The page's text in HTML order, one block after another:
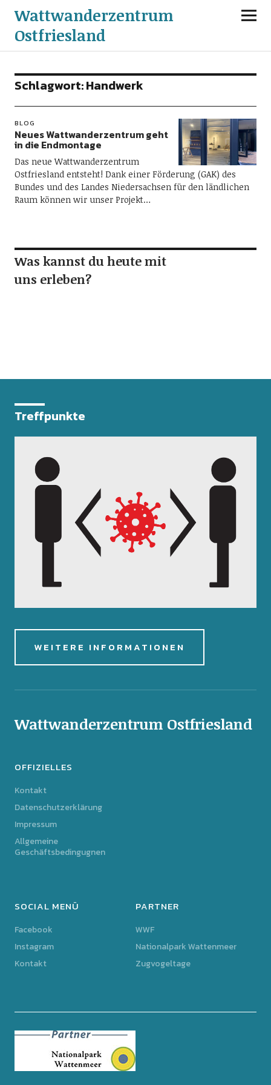
Wattwanderzentrum
Ostfriesland
Schlagwort:Handwerk
BLOG
Neues Wattwanderzentrum geht
in die Endmontage
Das neue Wattwanderzentrum
Ostfriesland entsteht! Dank einer Förderung (GAK) des
Bundes und des Landes Niedersachsen für den ländlichen
Raum können wir unser Projekt…
Was kannst du heute mit
uns erleben?
Treffpunkte
WEITERE INFORMATIONEN
Wattwanderzentrum Ostfriesland
OFFIZIELLES
Kontakt
Datenschutzerklärung
Impressum
Allgemeine
Geschäftsbedingugnen
SOCIAL MENÜ
Facebook
Instagram
Kontakt
PARTNER
WWF
Nationalpark Wattenmeer
Zugvogeltage